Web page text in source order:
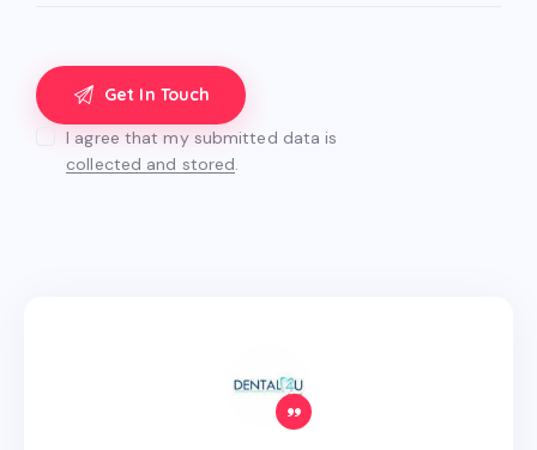
I agree that my submitted data is
collected and stored